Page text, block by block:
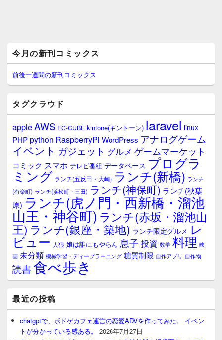
イ
ン
サ
イ
ウ
ィ
ジ
ェ
ア
今月の新刊コミックス
前後一週間の新刊コミックス
タグクラウド
appleAWS EC-CUBE kintone(キントーン) laravel linux
PHPpython RaspberryPi WordPress アナログゲーム
イベント ガジェット グルメ ゲームマーケット
コミック スマホ テレビ番組 データベース プログラ
ミング ランチ(五反田・大崎) ランチ(新橋) ランチ
(有楽町) ランチ(浜松町・三田) ランチ(神保町) ランチ(秋葉
原) ランチ(虎ノ門・西新橋・溜池
山王・神谷町) ランチ(赤坂・溜池山
王) ランチ(銀座・築地) ランチ限定グルメ レ
ビュー 人狼 娘は誰にもやらん 息子 投資 数学 料理 映
画 未分類 機械学習・ディープラーニング 糖質制限 自作アプリ 自作物
読書食べ歩き
最近の投稿
chatgptで、ボドゲカフェ運営の恋愛ADVを作ってみた。 イベン
トが分かっている感ある。
2026年7月27日